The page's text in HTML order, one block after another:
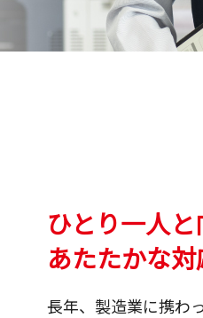
ひとり一人と
あたたかな
長年、製造業に携わ